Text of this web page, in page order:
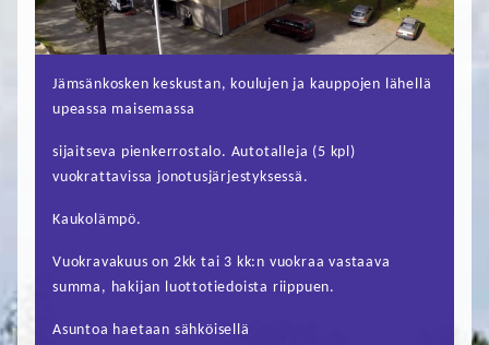
Jämsänkosken keskustan, koulujen ja kauppojen lähellä
upeassa maisemassa
sijaitseva pienkerrostalo. Autotalleja (5 kpl)
vuokrattavissa jonotusjärjestyksessä.
Kaukolämpö.
Vuokravakuus on 2kk tai 3 kk:n vuokraa vastaava
summa, hakijan luottotiedoista riippuen.
Asuntoa haetaan sähköisellä